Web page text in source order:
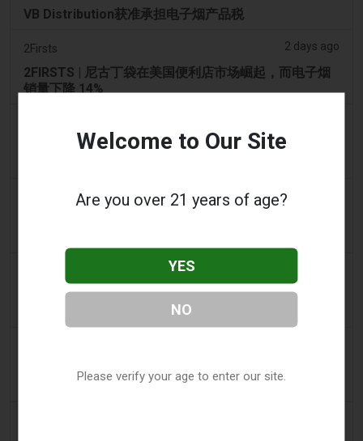
VB Distribution获准承担电子烟产品税
2Firsts 2 days ago
2FIRSTS | 尼古丁袋在美国便利店市场崛起，而电子烟
销量下降 14%
电子烟税在九个月内筹集了2200万欧元后，政府正考虑
Tico Times 2 days ago
Ohio 评估执行非法电子烟销售的权力 – Tobacco
阿联酋将于9月1日起对电子烟和vape液体实行最低税
Welcome to Our Site
Are you over 21 years of age?
YES
NO
Please verify your age to enter our site.